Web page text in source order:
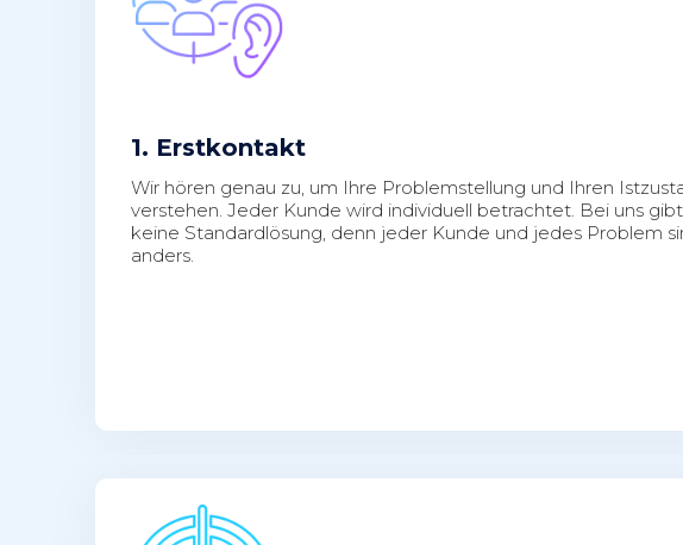
1. Erstkontakt
Wir hören genau zu, um Ihre Problemstellung und Ihren
verstehen. Jeder Kunde wird individuell betrachtet. Bei uns
keine Standardlösung, denn jeder Kunde und jedes Problem
anders.